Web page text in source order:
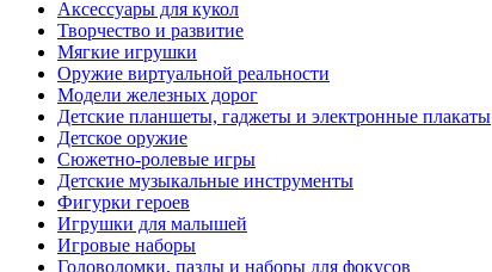
Аксессуары для кукол
Творчество и развитие
Мягкие игрушки
Оружие виртуальной реальности
Модели железных дорог
Детские планшеты, гаджеты и электронные плакаты
Детское оружие
Сюжетно-ролевые игры
Детские музыкальные инструменты
Фигурки героев
Игрушки для малышей
Игровые наборы
Головоломки, пазлы и наборы для фокусов